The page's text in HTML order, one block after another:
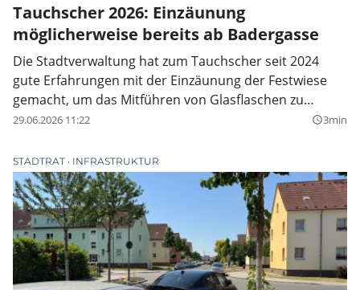
Tauchscher 2026: Einzäunung
möglicherweise bereits ab Badergasse
Die Stadtverwaltung hat zum Tauchscher seit 2024
gute Erfahrungen mit der Einzäunung der Festwiese
gemacht, um das Mitführen von Glasflaschen zu
vermeiden. In diesem Jahr könnte der Zaun bereits ab
29.06.2026 11:22 query_builder3min
STADTRAT INFRASTRUKTUR